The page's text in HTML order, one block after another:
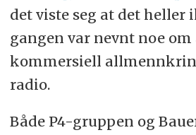
det viste seg at det heller
gangen var nevnt noe om
kommersiell
radio.
Både P4-gruppen og